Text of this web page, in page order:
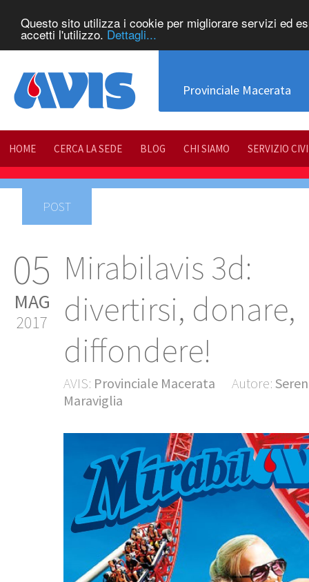
Questo sito utilizza i cookie per migliorare servizi ed
accetti l'utilizzo. Dettagli...
Provinciale Macerata
HOME CERCA LA SEDE BLOG CHI SIAMO SERVIZIO
POST
05
MAG
2017
Mirabilavis 3d:
divertirsi, donare,
diffondere!
AVIS: Provinciale Macerata Autore:
Maraviglia